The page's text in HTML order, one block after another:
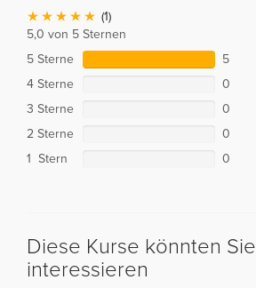
(1)
5,0 von 5 Sternen
5 Sterne
5
4 Sterne
0
3 Sterne
0
2 Sterne
0
1 Stern
0
Diese Kurse könnten Sie
interessieren